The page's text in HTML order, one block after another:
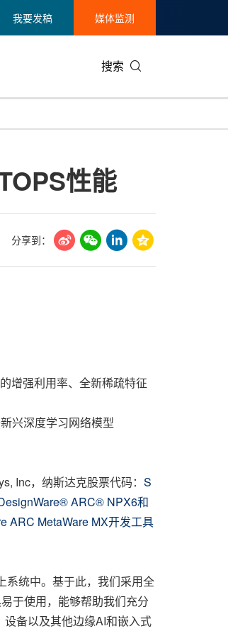
我要发稿 媒体监测
搜索
和
国临床肿瘤学会(ASCO)
时尚与艺术
坡 性能
分享到：
增强利用率、全新稀疏特征
兴深度学习网络模型
Inc，纳斯达克股票代码： S
ARC® NPX6和
ARC MetaWare MX开发工具
系统中。基于此，我们采用全
于使用，能够帮助我们充分
备以及其他边缘AI和嵌入式